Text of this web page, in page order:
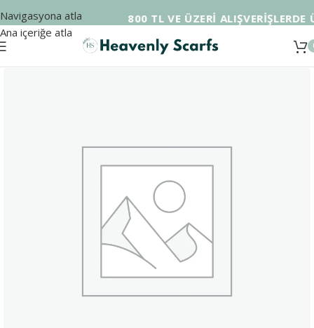
Navigasyona atla
Ana içeriğe atla
800 TL VE ÜZERİ ALIŞVERİŞLERDE